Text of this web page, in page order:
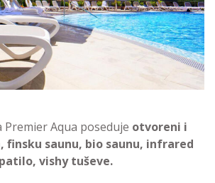
Premier Aqua poseduje otvoreni i
finsku saunu, bio saunu, infrared
vishy tuševe.